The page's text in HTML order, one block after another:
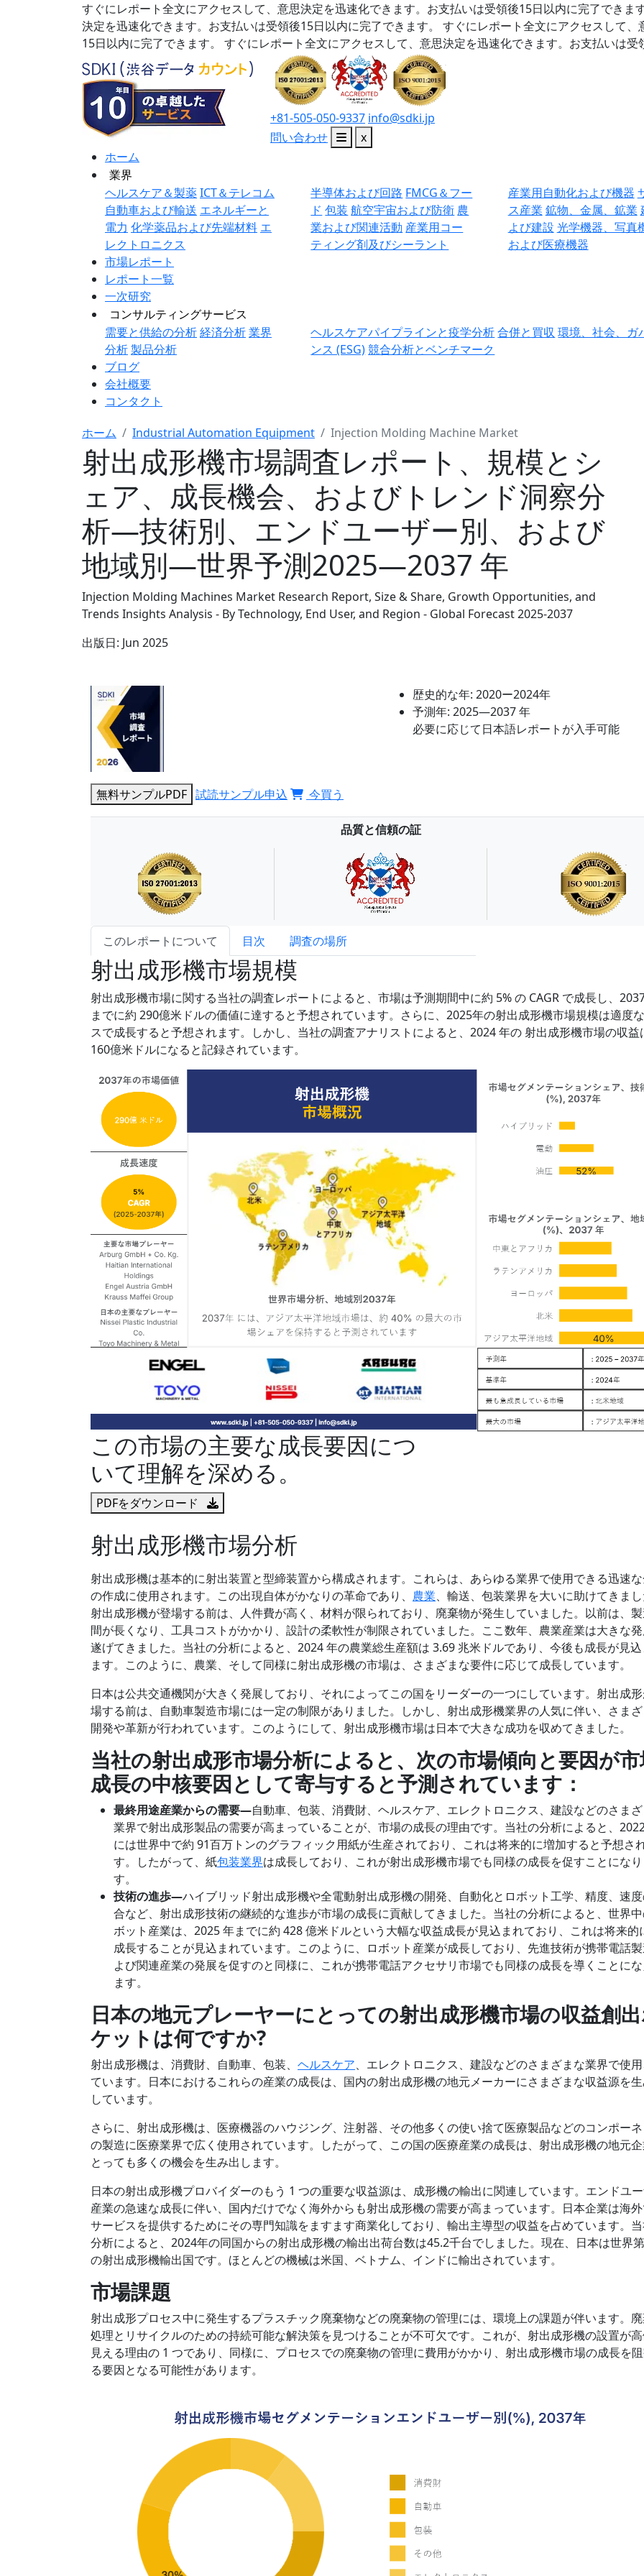
すぐにレポート全文にアクセスして、意思決定を迅速化できます。お支払いは受領後15日以内に完了できます
決定を迅速化できます。お支払いは受領後15日以内に完了できます。
すぐにレポート全文にアクセスして
15日以内に完了できます。
すぐにレポート全文にアクセスして、意思決定を迅速化できます。お支払いは受
+81-505-050-9337 info@sdki.jp
問い合わせ
x
ホーム
業界
ヘルスケア＆製薬ICT＆テレコム
自動車および輸送 エネルギーと
電力 化学薬品および先端材料 エ
レクトロニクス
半導体および回路 FMCG＆フー
ド 包装 航空宇宙および防衛 農
業および関連活動 産業用コー
ティング剤及びシーラント
産業用自動化および機器
ス産業 鉱物、金属、鉱業
よび建設 光学機器、写真
および医療機器
市場レポート
レポート一覧
一次研究
コンサルティングサービス
需要と供給の分析経済分析業界
分析製品分析
ヘルスケアパイプラインと疫学分析合併と買収 環境、社会、ガ
ンス (ESG)競合分析とベンチマーク
ブログ
会社概要
コンタクト
ホーム Industrial Automation Equipment Injection Molding Machine Market
射出成形機市場調査レポート、規模とシ
ェア、成長機会、およびトレンド洞察分
析―技術別、エンドユーザー別、および
地域別―世界予測2025―2037 年
Injection Molding Machines Market Research Report, Size & Share, Growth Opportunities, and
Trends Insights Analysis - By Technology, End User, and Region - Global Forecast 2025-2037
出版日: Jun 2025
歴史的な年: 2020ー2024年
予測年: 2025―2037 年
必要に応じて日本語レポートが入手可能
無料サンプルPDF 試読サンプル申込 今買う
品質と信頼の証
このレポートについて 目次 調査の場所
射出成形機市場規模
射出成形機市場に関する当社の調査レポートによると、市場は予測期間中に約 5% の CAGR で成長し、
までに約 290億米ドルの価値に達すると予想されています。さらに、2025年の射出成形機市場規模は適度
スで成長すると予想されます。しかし、当社の調査アナリストによると、2024 年の 射出成形機市場の収益
160億米ドルになると記録されています。
この市場の主要な成長要因につ
いて理解を深める。
PDFをダウンロード
射出成形機市場分析
射出成形機は基本的に射出装置と型締装置から構成されます。これらは、あらゆる業界で使用できる迅速
の作成に使用されます。この出現自体がかなりの革命であり、 農業、輸送、包装業界を大いに助けてきまし
射出成形機が登場する前は、人件費が高く、材料が限られており、廃棄物が発生していました。以前は、
間が長くなり、工具コストがかかり、設計の柔軟性が制限されていました。ここ数年、農業産業は大きな
遂げてきました。当社の分析によると、2024 年の農業総生産額は 3.69 兆米ドルであり、今後も成長が見
ます。このように、農業、そして同様に射出成形機の市場は、さまざまな要件に応じて成長しています。
日本は公共交通機関が大きく発展しており、それによってこの国をリーダーの一つにしています。射出成
場する前は、自動車製造市場には一定の制限がありました。しかし、射出成形機業界の人気に伴い、さま
開発や革新が行われています。このようにして、射出成形機市場は日本で大きな成功を収めてきました。
当社の射出成形市場分析によると、次の市場傾向と要因が
成長の中核要因として寄与すると予測されています：
最終用途産業からの需要―自動車、包装、消費財、ヘルスケア、エレクトロニクス、建設などのさま
業界で射出成形製品の需要が高まっていることが、市場の成長の理由です。当社の分析によると、
には世界中で約 91百万トンのグラフィック用紙が生産されており、これは将来的に増加すると予想さ
す。したがって、紙包装業界は成長しており、これが射出成形機市場でも同様の成長を促すことになり
す。
技術の進歩―ハイブリッド射出成形機や全電動射出成形機の開発、自動化とロボット工学、精度、速
合など、射出成形技術の継続的な進歩が市場の成長に貢献してきました。当社の分析によると、世界中
ボット産業は、2025 年までに約 428 億米ドルという大幅な収益成長が見込まれており、これは将来的
成長することが見込まれています。このように、ロボット産業が成長しており、先進技術が携帯電話
よび関連産業の発展を促すのと同様に、これが携帯電話アクセサリ市場でも同様の成長を導くことに
ます。
日本の地元プレーヤーにとっての射出成形機市場の収益創
ケットは何ですか?
射出成形機は、消費財、自動車、包装、 ヘルスケア、エレクトロニクス、建設などのさまざまな業界で使
ています。日本におけるこれらの産業の成長は、国内の射出成形機の地元メーカーにさまざまな収益源を
しています。
さらに、射出成形機は、医療機器のハウジング、注射器、その他多くの使い捨て医療製品などのコンポーネ
の製造に医療業界で広く使用されています。したがって、この国の医療産業の成長は、射出成形機の地元
とっても多くの機会を生み出します。
日本の射出成形機プロバイダーのもう 1 つの重要な収益源は、成形機の輸出に関連しています。エンドユ
産業の急速な成長に伴い、国内だけでなく海外からも射出成形機の需要が高まっています。日本企業は海
サービスを提供するためにその専門知識をますます商業化しており、輸出主導型の収益を占めています。
分析によると、2024年の同国からの射出成形機の輸出出荷台数は45.2千台でしました。現在、日本は世界
の射出成形機輸出国です。ほとんどの機械は米国、ベトナム、インドに輸出されています。
市場課題
射出成形プロセス中に発生するプラスチック廃棄物などの廃棄物の管理には、環境上の課題が伴います。
処理とリサイクルのための持続可能な解決策を見つけることが不可欠です。これが、射出成形機の設置が
見える理由の 1 つであり、同様に、プロセスでの廃棄物の管理に費用がかかり、射出成形機市場の成長を
る要因となる可能性があります。